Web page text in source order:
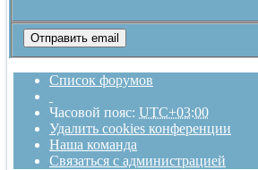
Список форумов
Часовой пояс: UTC+03:00
Удалить cookies конференции
Наша команда
Связаться с администрацией